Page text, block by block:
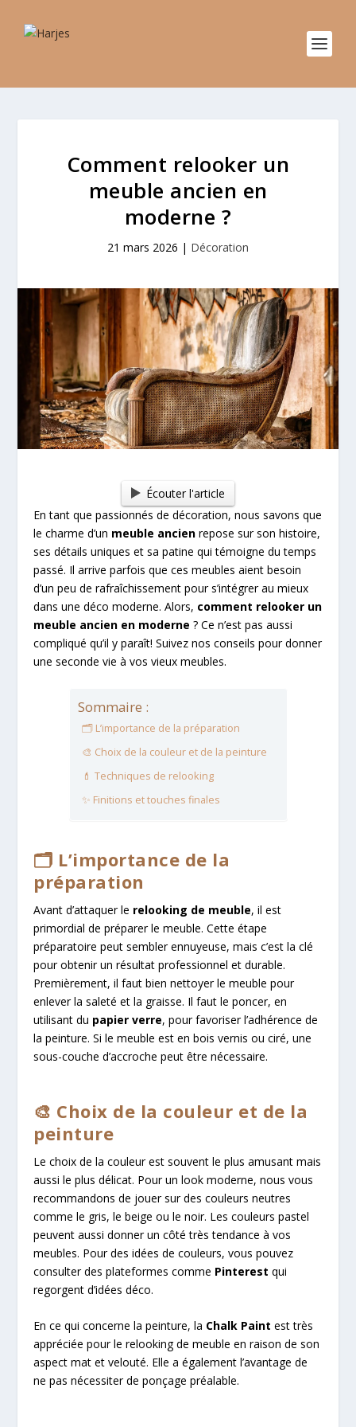
Comment relooker un
meuble ancien en
moderne ?
21 mars 2026 | Décoration
Écouter l'article
En tant que passionnés de décoration, nous savons que
le charme d’un meuble ancien repose sur son histoire,
ses détails uniques et sa patine qui témoigne du temps
passé. Il arrive parfois que ces meubles aient besoin
d’un peu de rafraîchissement pour s’intégrer au mieux
dans une déco moderne. Alors, comment relooker un
meuble ancien en moderne ? Ce n’est pas aussi
compliqué qu’il y paraît! Suivez nos conseils pour donner
une seconde vie à vos vieux meubles.
Sommaire :
🗂️ L’importance de la préparation
🎨 Choix de la couleur et de la peinture
💄 Techniques de relooking
✨ Finitions et touches finales
🗂️ L’importance de la
préparation
Avant d’attaquer le relooking de meuble, il est
primordial de préparer le meuble. Cette étape
préparatoire peut sembler ennuyeuse, mais c’est la clé
pour obtenir un résultat professionnel et durable.
Premièrement, il faut bien nettoyer le meuble pour
enlever la saleté et la graisse. Il faut le poncer, en
utilisant du papier verre, pour favoriser l’adhérence de
la peinture. Si le meuble est en bois vernis ou ciré, une
sous-couche d’accroche peut être nécessaire.
🎨 Choix de la couleur et de la
peinture
Le choix de la couleur est souvent le plus amusant mais
aussi le plus délicat. Pour un look moderne, nous vous
recommandons de jouer sur des couleurs neutres
comme le gris, le beige ou le noir. Les couleurs pastel
peuvent aussi donner un côté très tendance à vos
meubles. Pour des idées de couleurs, vous pouvez
consulter des plateformes comme Pinterest qui
regorgent d’idées déco.
En ce qui concerne la peinture, la Chalk Paint est très
appréciée pour le relooking de meuble en raison de son
aspect mat et velouté. Elle a également l’avantage de
ne pas nécessiter de ponçage préalable.